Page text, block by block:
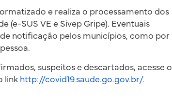
e realiza o processamento dos
(e-SUS VE e Sivep Gripe). Eventuais
notificação pelos municípios, como por
suspeitos e descartados, acesse o
link http://covid19.saude.go.gov.br/.